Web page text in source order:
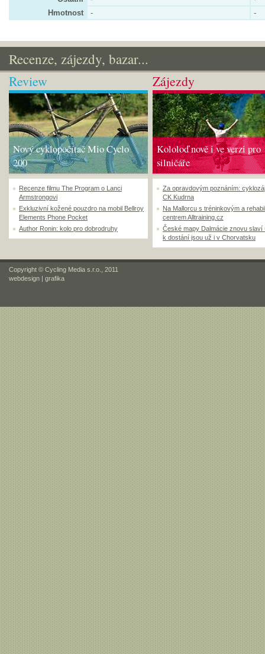
Hmotnost
- -
Recenze, zájezdy, bazar...
Review
Nový cyklopočítač Mio Cyclo
200
Recenze filmu The Program o Lanci
Armstrongovi
Exkluzivní kožené pouzdro na mobil Bellroy
Elements Phone Pocket
Author Ronin: kolo pro dobrodruhy
Zájezdy
Kololoď nově i ve verzi pro
silničáře
Za opravdovým poznáním:
CK Kudrna
Na Mallorcu s tréninkovým a
centrem Alltraining.cz
České mapy Dalmácie znovu slaví
k dostání jsou už i v Chorvatsku
Copyright © Cycling Media s.r.o., 2011
webdesign | grafika